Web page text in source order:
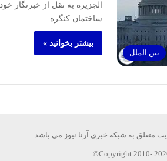
بین الملل
الجزیره به نقل از خبرنگار
ساختمان کنگره…
بیشتر بخوانید »
متعلق به شبکه خبری آرنا نیوز می باشد.
Copyright 2010-